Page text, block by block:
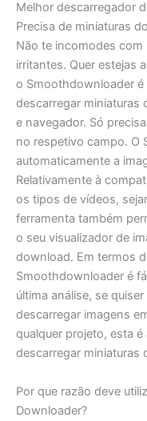
Melhor descarregador
Precisa de miniaturas
Não te incomodes
irritantes. Quer estejas
o Smoothdownloader é
descarregar miniaturas
e navegador. Só
no respetivo campo. O
automaticamente a
Relativamente à
os tipos de vídeos,
ferramenta também
o seu visualizador de
download. Em termos
Smoothdownloader é
última análise, se
descarregar imagens
qualquer projeto, esta
descarregar miniaturas
Por que razão deve
Downloader?